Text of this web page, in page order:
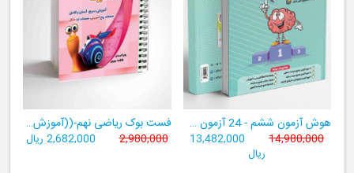
هوش آزمون ششم - 24 آزمون شبیه ساز تیزهوشان
14,980,000
13,482,000
ریال
فست بوک ریاضی نهم-((آموزش سریع، آسان و کامل ریاضی پایۀ نهم))
2,980,000 2,682,000 ریال